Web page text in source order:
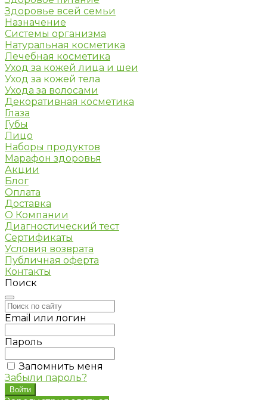
Здоровье всей семьи
Назначение
Системы организма
Натуральная косметика
Лечебная косметика
Уход за кожей лица и шеи
Уход за кожей тела
Ухода за волосами
Декоративная косметика
Глаза
Губы
Лицо
Наборы продуктов
Марафон здоровья
Акции
Блог
Оплата
Доставка
О Компании
Диагностический тест
Сертификаты
Условия возврата
Публичная оферта
Контакты
Поиск
Email или логин
Пароль
Запомнить меня
Забыли пароль?